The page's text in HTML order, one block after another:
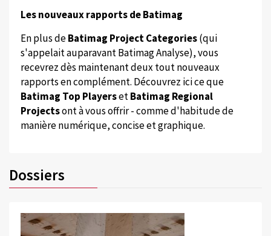
Les nouveaux rapports de Batimag
En plus deBatimag Project Categories(qui
s'appelait auparavant Batimag Analyse), vous
recevrez dès maintenant deux tout nouveaux
rapports en complément. Découvrez ici ce que
Batimag Top PlayersetBatimag Regional
Projectsont à vous offrir - comme d'habitude de
manière numérique, concise et graphique.
Dossiers